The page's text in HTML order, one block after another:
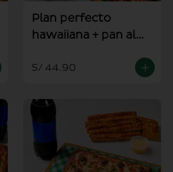
Plan perfecto
hawaiiana + pan al
S/ 44.90